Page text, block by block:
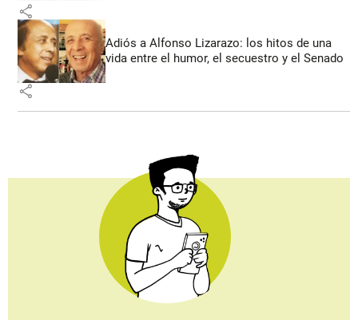
share
Adiós a Alfonso Lizarazo: los hitos de una
vida entre el humor, el secuestro y el Senado
share